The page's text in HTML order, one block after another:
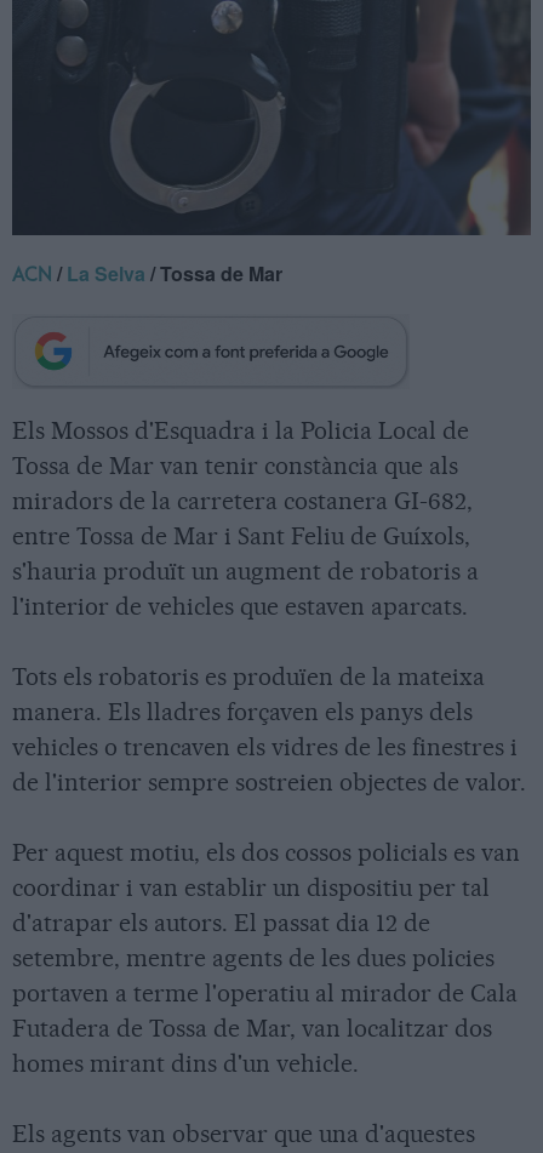
ACN /La Selva / Tossa de Mar
Els Mossos d'Esquadra i la Policia Local de
Tossa de Mar van tenir constància que als
miradors de la carretera costanera GI-682,
entre Tossa de Mar i Sant Feliu de Guíxols,
s'hauria produït un augment de robatoris a
l'interior de vehicles que estaven aparcats.
Tots els robatoris es produïen de la mateixa
manera. Els lladres forçaven els panys dels
vehicles o trencaven els vidres de les finestres i
de l'interior sempre sostreien objectes de valor.
Per aquest motiu, els dos cossos policials es van
coordinar i van establir un dispositiu per tal
d'atrapar els autors. El passat dia 12 de
setembre, mentre agents de les dues policies
portaven a terme l'operatiu al mirador de Cala
Futadera de Tossa de Mar, van localitzar dos
homes mirant dins d'un vehicle.
Els agents van observar que una d'aquestes